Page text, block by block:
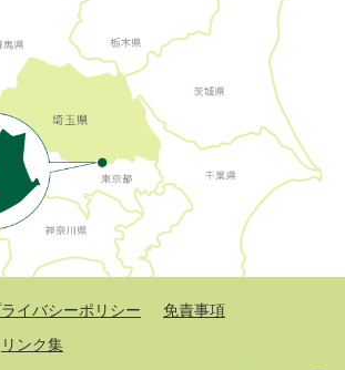
イバシーポリシー
免責事項
リンク集